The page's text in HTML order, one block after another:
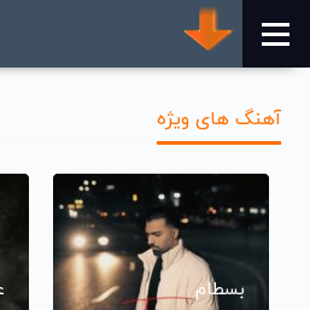
آهنگ های ویژه
بسطام